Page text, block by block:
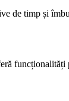
de timp și